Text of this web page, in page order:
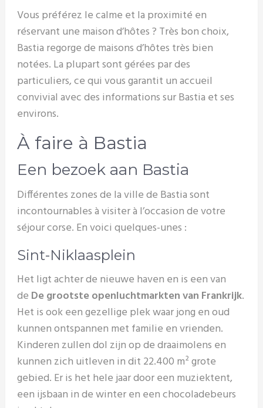
Vous préférez le calme et la proximité en
réservant une maison d’hôtes ? Très bon choix,
Bastia regorge de maisons d’hôtes très bien
notées. La plupart sont gérées par des
particuliers, ce qui vous garantit un accueil
convivial avec des informations sur Bastia et ses
environs.
À faire à Bastia
Een bezoek aan Bastia
Différentes zones de la ville de Bastia sont
incontournables à visiter à l’occasion de votre
séjour corse. En voici quelques-unes :
Sint-Niklaasplein
Het ligt achter de nieuwe haven en is een van
de De grootste openluchtmarkten van Frankrijk.
Het is ook een gezellige plek waar jong en oud
kunnen ontspannen met familie en vrienden.
Kinderen zullen dol zijn op de draaimolens en
kunnen zich uitleven in dit 22.400 m² grote
gebied. Er is het hele jaar door een muziektent,
een ijsbaan in de winter en een chocoladebeurs